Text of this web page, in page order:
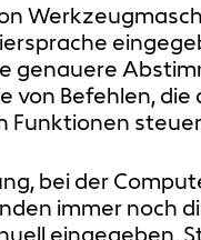
genauere
von Befehlen,
Funktionen
bei der
immer noch
eingegeben.